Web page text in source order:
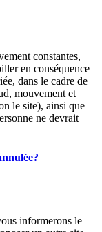
constantes,
en conséquence
dans le cadre de
mouvement et
le site), ainsi que
ne devrait
informerons le